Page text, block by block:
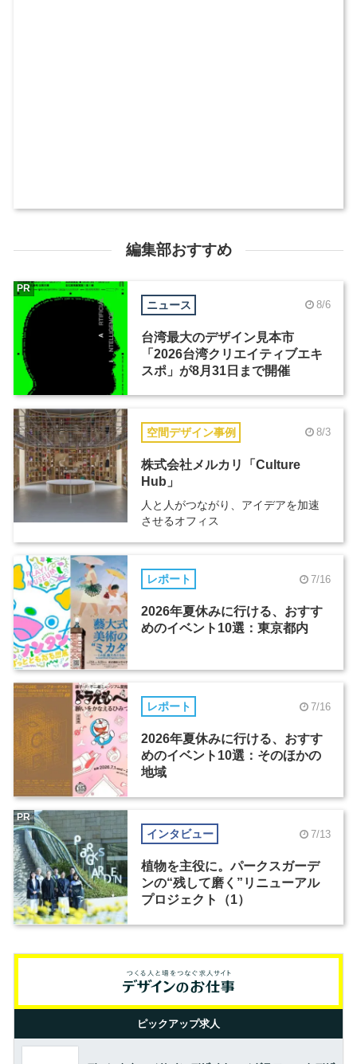
編集部おすすめ
ニュース 8/6
台湾最大のデザイン見本市
「2026台湾クリエイティブエキ
スポ」が8月31日まで開催
PR
空間デザイン事例 8/3
株式会社メルカリ「Culture
Hub」
人と人がつながり、アイデアを加速
させるオフィス
レポート 7/16
2026年夏休みに行ける、おすす
めのイベント10選：東京都内
レポート 7/16
2026年夏休みに行ける、おすす
めのイベント10選：そのほかの
地域
インタビュー 7/13
植物を主役に。パークスガーデ
ンの“残して磨く”リニューアル
プロジェクト（1）
PR
ピックアップ求人